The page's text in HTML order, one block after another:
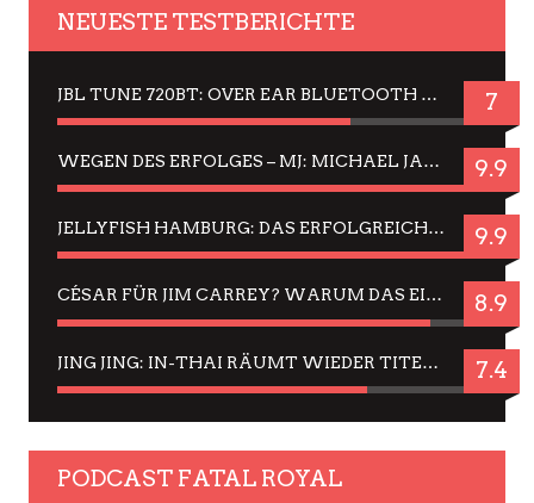
NEUESTE TESTBERICHTE
JBL TUNE 720BT: OVER EAR BLUETOOTH KOPFHÖRER UM DIE 50,-€ IM DAUER-TEST 7
WEGEN DES ERFOLGES – MJ: MICHAEL JACKSON MUSICAL IN EINER MATINEE SEHEN 9.9
JELLYFISH HAMBURG: DAS ERFOLGREICHE SOMMER-MENÜ 2025 IN GEFÜHLEN UND BILDERN 9.9
CÉSAR FÜR JIM CARREY? WARUM DAS EINER DER NERVIGSTEN ACTORS IST UND BLEIBT 8.9
JING JING: IN-THAI RÄUMT WIEDER TITEL AB – EIN ZWEI-STUNDEN-ERLEBNISBERICHT 7.4
PODCAST FATAL ROYAL